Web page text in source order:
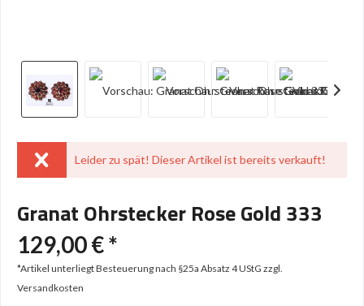
Leider zu spät! Dieser Artikel ist bereits verkauft!
Granat Ohrstecker Rose Gold 333
129,00 € *
*Artikel unterliegt Besteuerung nach §25a Absatz 4 UStG zzgl.
Versandkosten